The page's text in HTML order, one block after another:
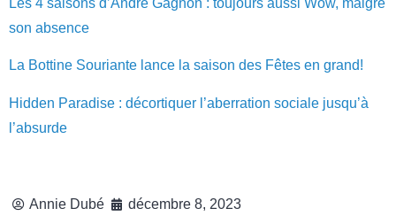
son absence
La Bottine Souriante lance la saison des Fêtes en grand!
Hidden Paradise : décortiquer l’aberration sociale jusqu’à
l’absurde
Annie Dubé
décembre 8, 2023